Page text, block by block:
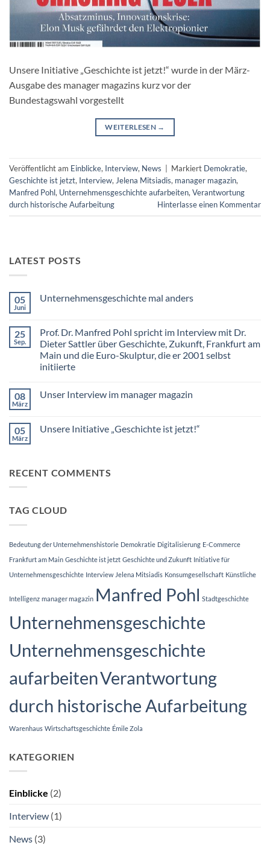
Unsere Initiative „Geschichte ist jetzt!“ wurde in der März-
Ausgabe des manager magazins kurz vor der
Bundestagswahl vorgestellt
WEITERLESEN →
Veröffentlicht am Einblicke, Interview, News Markiert Demokratie,
Geschichte ist jetzt, Interview,Jelena Mitsiadis, manager magazin,
Manfred Pohl, Unternehmensgeschichte aufarbeiten,Verantwortung
durch historische Aufarbeitung
Hinterlasse einen Kommentar
LATEST POSTS
05
Juni
Unternehmensgeschichte mal anders
Unternehmensgeschichte
mal
anders
25
Sep.
Prof. Dr. Manfred Pohl spricht im Interview mit Dr.
Dieter Sattler über Geschichte, Zukunft, Frankfurt am
Main und die Euro-Skulptur, die er 2001 selbst
initiierte
zu
Pohl
spricht
Dieter
Frankfurt
die
Euro-
Skulptur,
er
initiierte
08
März
Unser Interview im manager magazin
Unser
05
März
Unsere Initiative „Geschichte ist jetzt!“
Initiative
RECENT COMMENTS
TAG CLOUD
Bedeutung der Unternehmenshistorie Demokratie Digitalisierung E-Commerce
Frankfurt am Main Geschichte ist jetzt Geschichte und Zukunft Initiative für
Unternehmensgeschichte Interview Jelena Mitsiadis Konsumgesellschaft Künstliche
Intelligenz manager magazin Manfred Pohl Stadtgeschichte
Unternehmensgeschichte
Unternehmensgeschichte
aufarbeitenVerantwortung
durch historische Aufarbeitung
Warenhaus Wirtschaftsgeschichte Émile Zola
KATEGORIEN
Einblicke (2)
Interview (1)
News (3)